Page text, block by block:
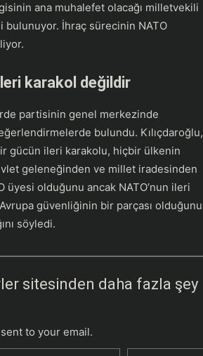
ana muhalefet olacağı milletvekili
bulunuyor. İhraç sürecinin NATO
karakol değildir
partisinin genel merkezinde
bulundu. Kılıçdaroğlu,
gücün ileri karakolu, hiçbir ülkenin
geleneğinden ve millet iradesinden
üyesi olduğunu ancak NATO’nun ileri
güvenliğinin bir parçası olduğunu
söyledi.
sitesinden daha fazla şey
to your email.